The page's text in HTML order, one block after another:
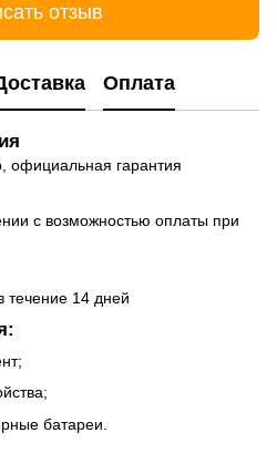
отзыв
Оплата
официальная гарантия
с возможностью оплаты при
течение 14 дней
батареи.